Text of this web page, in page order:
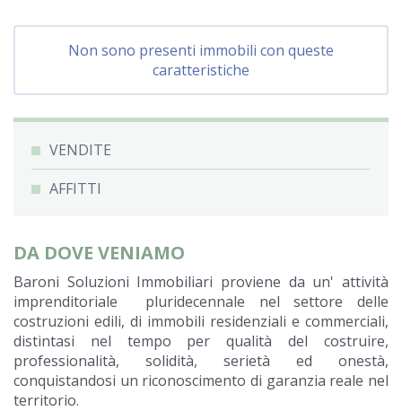
Non sono presenti immobili con queste
caratteristiche
VENDITE
AFFITTI
DA DOVE VENIAMO
Baroni Soluzioni Immobiliari proviene da un' attività
imprenditoriale pluridecennale nel settore delle
costruzioni edili, di immobili residenziali e commerciali,
distintasi nel tempo per qualità del costruire,
professionalità, solidità, serietà ed onestà,
conquistandosi un riconoscimento di garanzia reale nel
territorio.